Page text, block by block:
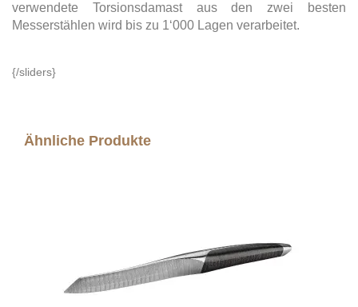
verwendete Torsionsdamast aus den zwei besten
Messerstählen wird bis zu 1‘000 Lagen verarbeitet.
{/sliders}
Ähnliche Produkte